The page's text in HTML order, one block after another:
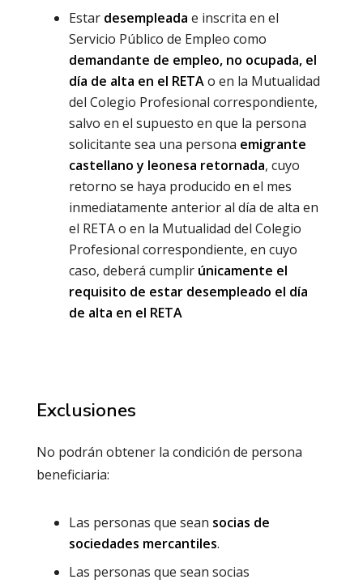
Estar desempleada e inscrita en el
Servicio Público de Empleo como
demandante de empleo, no ocupada, el
día de alta en el RETAo en la Mutualidad
del Colegio Profesional correspondiente,
salvo en el supuesto en que la persona
solicitante sea una persona emigrante
castellano y leonesa retornada, cuyo
retorno se haya producido en el mes
inmediatamente anterior al día de alta en
el RETA o en la Mutualidad del Colegio
Profesional correspondiente, en cuyo
caso, deberá cumplir únicamente el
requisito de estar desempleado el día
de alta en el RETA
Exclusiones
No podrán obtener la condición de persona
beneficiaria:
Las personas que sean socias de
sociedades mercantiles.
Las personas que sean socias